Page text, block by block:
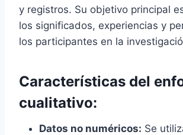
y registros. Su objetivo principal
los significados, experiencias y
los participantes en la
Características del
cualitativo:
Datos no numéricos: Se